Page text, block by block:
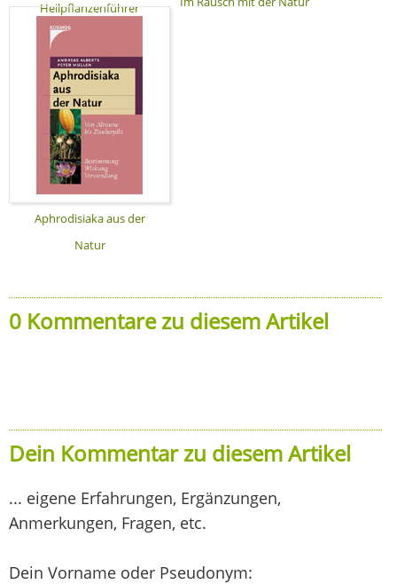
Heilpflanzenführer
Aphrodisiaka aus der
Natur
0 Kommentare zu diesem Artikel
Dein Kommentar zu diesem Artikel
... eigene Erfahrungen, Ergänzungen,
Anmerkungen, Fragen, etc.
Dein Vorname oder Pseudonym: